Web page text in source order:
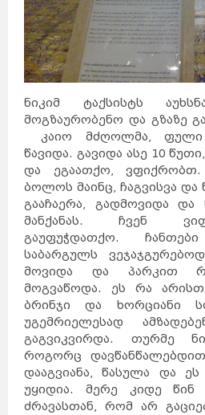
ნიკიმ ტაქსისტს
მოგზაურობენო და გზაზე
კაიო მძღოლმა, ფული
წავიდა. გავიდა ასე 10
და ეგაათქო, ვფიქრობთ.
ბოლოს მაინც, ჩაგვისვა და
გააჩაერა, გადმოვიდა და
მანქანას. ჩვენ
გაუფუჭდათქო.
საბარგულს
მოვიდა და პარკით
მოგვაწოდა. ეს რა
ბრინჯი და ხორციანი
უგემრიელესად
გაგვიკვირდა. თურმე
როგორც
დააგვიანა, წასულა და
უყიდია. მერე კიდე წინ
ძრავასთან, რომ არ